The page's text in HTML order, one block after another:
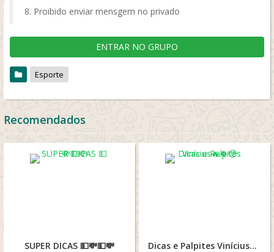
Proibido enviar mensgem no privado
ENTRAR NO GRUPO
Esporte
Recomendados
SUPER DICAS 💵💸💵💸
Dicas e Palpites Vinícius🔥🍀🤑